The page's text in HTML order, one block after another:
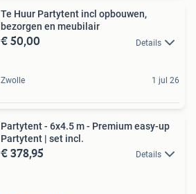
Te Huur Partytent incl opbouwen,
bezorgen en meubilair
€ 50,00 Details
Zwolle 1 jul 26
Partytent - 6x4.5 m - Premium easy-up
Partytent | set incl.
€ 378,95 Details